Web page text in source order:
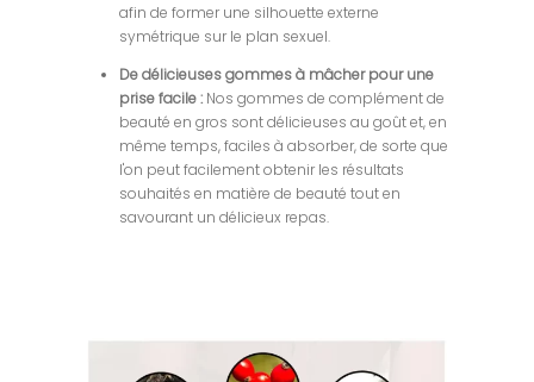
afin de former une silhouette externe
symétrique sur le plan sexuel.
De délicieuses gommes à mâcher pour une
prise facile : Nos gommes de complément de
beauté en gros sont délicieuses au goût et, en
même temps, faciles à absorber, de sorte que
l'on peut facilement obtenir les résultats
souhaités en matière de beauté tout en
savourant un délicieux repas.